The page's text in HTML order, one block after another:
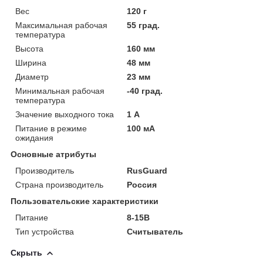
Вес
120 г
Максимальная рабочая
температура
55 град.
Высота
160 мм
Ширина
48 мм
Диаметр
23 мм
Минимальная рабочая
температура
-40 град.
Значение выходного тока
1 А
Питание в режиме
ожидания
100 мА
Основные атрибуты
Производитель
RusGuard
Страна производитель
Россия
Пользовательские характеристики
Питание
8-15В
Тип устройства
Считыватель
Скрыть